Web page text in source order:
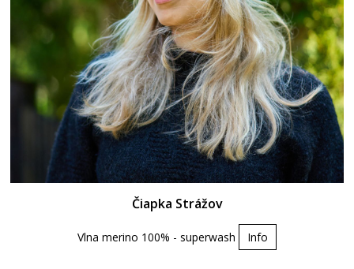
Čiapka Strážov
Vlna merino 100% - superwash Info